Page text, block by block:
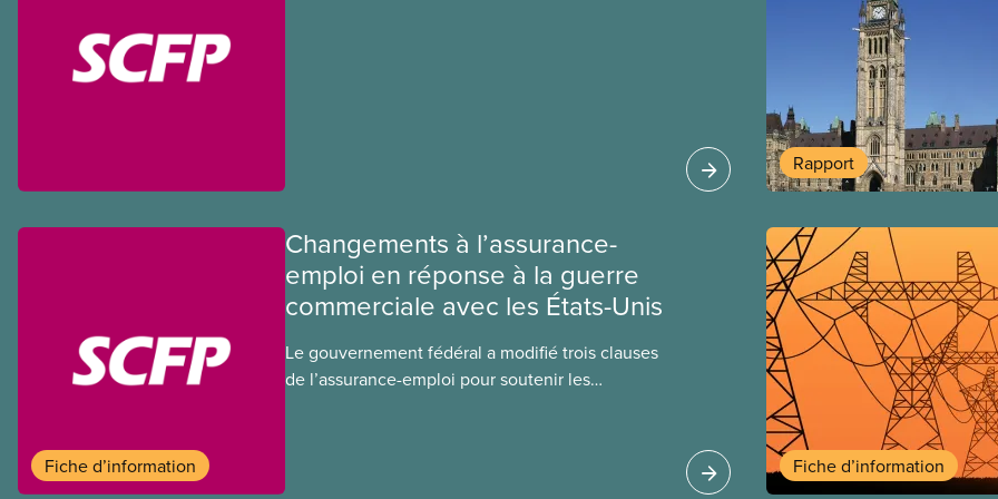
Rapport
Fiche d’information
Changements à l’assurance-
emploi en réponse à la guerre
commerciale avec les États-Unis
Le gouvernement fédéral a modifié trois clauses
de l’assurance-emploi pour soutenir les
Fiche d’information